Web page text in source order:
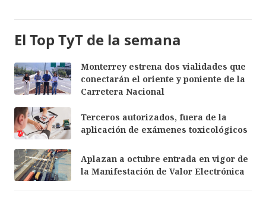
El Top TyT de la semana
Monterrey estrena dos vialidades que
conectarán el oriente y poniente de la
Carretera Nacional
Terceros autorizados, fuera de la
aplicación de exámenes toxicológicos
Aplazan a octubre entrada en vigor de
la Manifestación de Valor Electrónica